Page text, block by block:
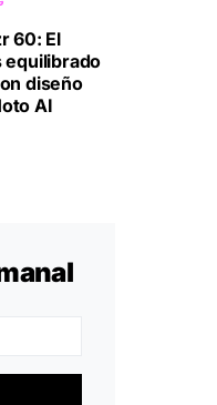
60: El
equilibrado
diseño
AI